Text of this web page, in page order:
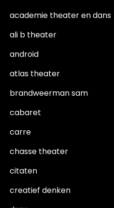
academie theater en dans
ali b theater
android
atlas theater
brandweerman sam
cabaret
carre
chasse theater
citaten
creatief denken